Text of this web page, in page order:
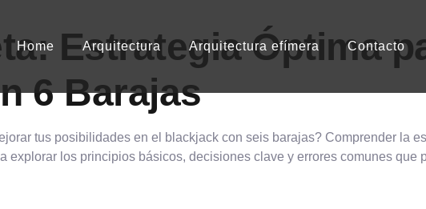
Home Arquitectura Arquitectura efímera Contacto
Estrategia Óptima
6 Barajas
tus posibilidades en el blackjack con seis barajas? Comprender la
explorar los principios básicos, decisiones clave y errores comunes que